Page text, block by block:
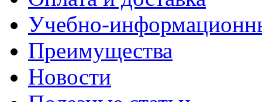
Учебно-
Преимущества
Новости